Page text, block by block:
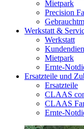
Mietpark
Precision
Werkstatt &
Werkstatt
Mietpark
Ernte-
Ersatzteile und
Ersatzteile
CLAAS
CLAAS
Ernte-